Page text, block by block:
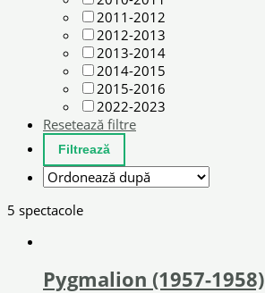
2011-2012
2012-2013
2013-2014
2014-2015
2015-2016
2022-2023
Resetează filtre
5 spectacole
Pygmalion (1957-1958)